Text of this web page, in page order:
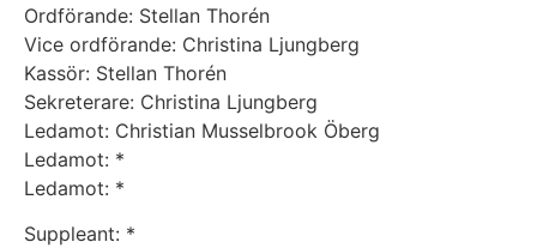
Ordförande: Stellan Thorén
Vice ordförande: Christina Ljungberg
Kassör: Stellan Thorén
Sekreterare: Christina Ljungberg
Ledamot: Christian Musselbrook Öberg
Ledamot: *
Ledamot: *
Suppleant: *